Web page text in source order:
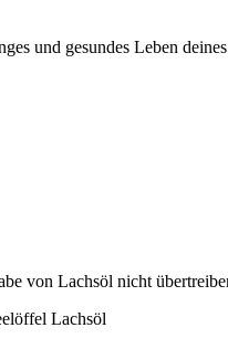
und gesundes Leben
von Lachsöl nicht
Lachsöl